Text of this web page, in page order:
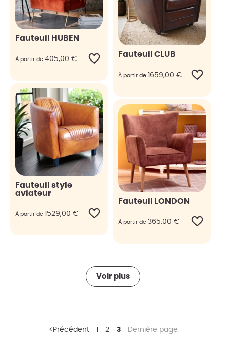
Fauteuil HUBEN
À partir de 405,00 €
Fauteuil CLUB
À partir de 1659,00 €
Fauteuil style
aviateur
À partir de 1529,00 €
Fauteuil LONDON
À partir de 365,00 €
Voir plus
Précédent 2 3 Dernière page